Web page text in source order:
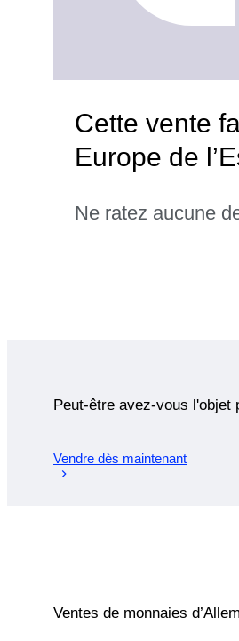
Cette vente
Europe de
Ne ratez aucune
Peut-être avez-vous l'objet
Vendre dès maintenant
Ventes de monnaies